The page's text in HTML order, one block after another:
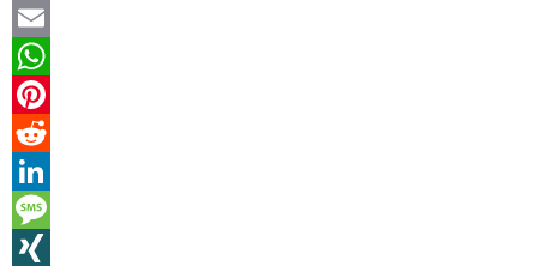
Facebook
Email
WhatsApp
Pinterest
Reddit
LinkedIn
Message